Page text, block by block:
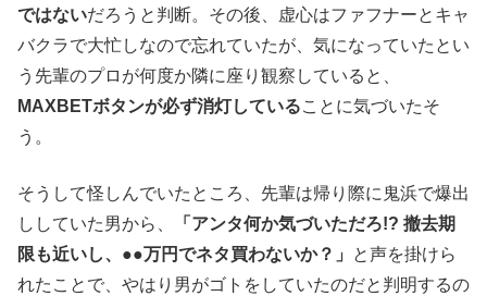
ではないだろうと判断。その後、虚心はファフナーとキャ
バクラで大忙しなので忘れていたが、気になっていたとい
う先輩のプロが何度か隣に座り観察していると、
MAXBETボタンが必ず消灯していることに気づいたそ
う。
そうして怪しんでいたところ、先輩は帰り際に鬼浜で爆出
ししていた男から、
「アンタ何か気づいただろ!? 撤去期
限も近いし、●●万円でネタ買わないか？」
と声を掛けら
れたことで、やはり男がゴトをしていたのだと判明するの